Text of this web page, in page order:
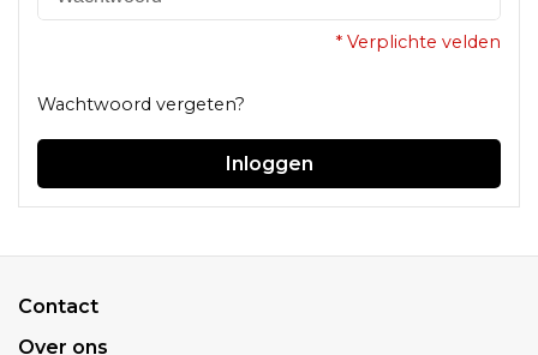
* Verplichte velden
Wachtwoord vergeten?
Inloggen
Contact
Over ons